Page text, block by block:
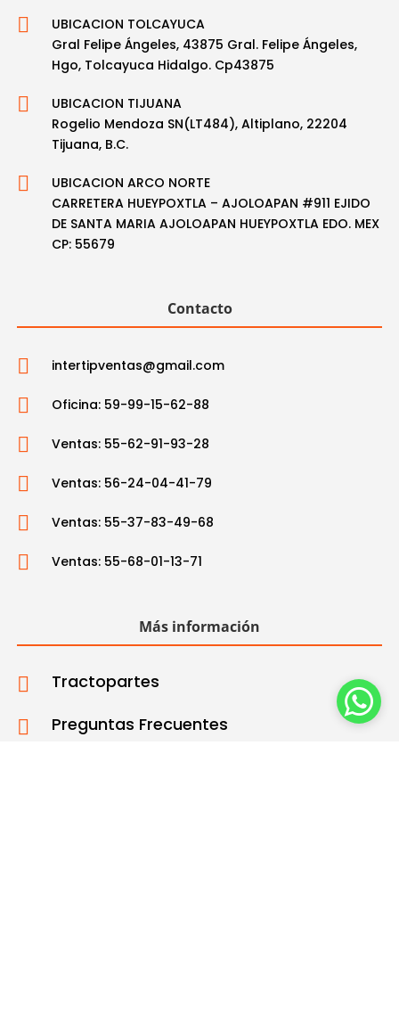

UBICACION TOLCAYUCA
Gral Felipe Ángeles, 43875 Gral. Felipe Ángeles,
Hgo, Tolcayuca Hidalgo. Cp43875

UBICACION TIJUANA
Rogelio Mendoza SN(LT484), Altiplano, 22204
Tijuana, B.C.

UBICACION ARCO NORTE
CARRETERA HUEYPOXTLA – AJOLOAPAN #911 EJIDO
DE SANTA MARIA AJOLOAPAN HUEYPOXTLA EDO. MEX
CP: 55679
Contacto
 intertipventas@gmail.com
 Oficina: 59-99-15-62-88
 Ventas: 55-62-91-93-28
 Ventas: 56-24-04-41-79
 Ventas: 55-37-83-49-68
 Ventas: 55-68-01-13-71
Más información
 Tractopartes
 Preguntas Frecuentes